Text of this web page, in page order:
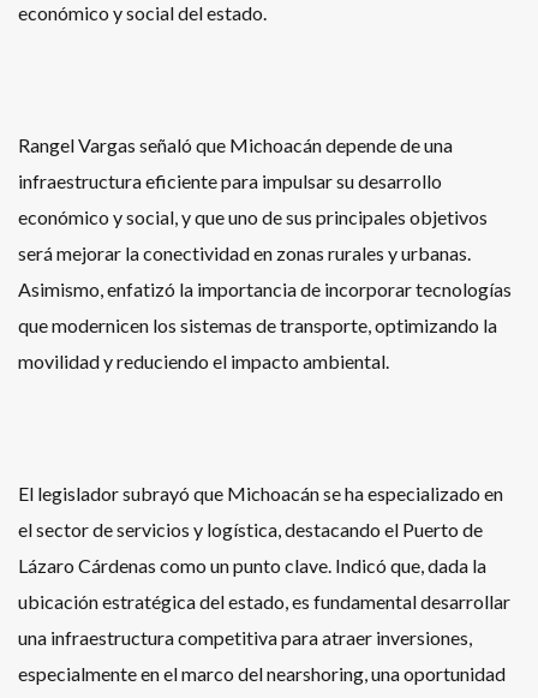
económico y social del estado.
Rangel Vargas señaló que Michoacán depende de una
infraestructura eficiente para impulsar su desarrollo
económico y social, y que uno de sus principales objetivos
será mejorar la conectividad en zonas rurales y urbanas.
Asimismo, enfatizó la importancia de incorporar tecnologías
que modernicen los sistemas de transporte, optimizando la
movilidad y reduciendo el impacto ambiental.
El legislador subrayó que Michoacán se ha especializado en
el sector de servicios y logística, destacando el Puerto de
Lázaro Cárdenas como un punto clave. Indicó que, dada la
ubicación estratégica del estado, es fundamental desarrollar
una infraestructura competitiva para atraer inversiones,
especialmente en el marco del nearshoring, una oportunidad